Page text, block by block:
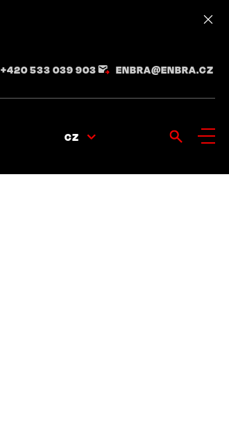
+420 533 039 903 ENBRA@ENBRA.CZ
CZ